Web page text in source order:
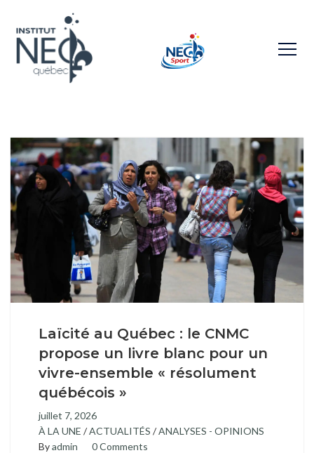
Laïcité au Québec : le CNMC
propose un livre blanc pour un
vivre-ensemble « résolument
québécois »
juillet 7, 2026
À LA UNE /ACTUALITÉS /ANALYSES - OPINIONS
Byadmin 0 Comments